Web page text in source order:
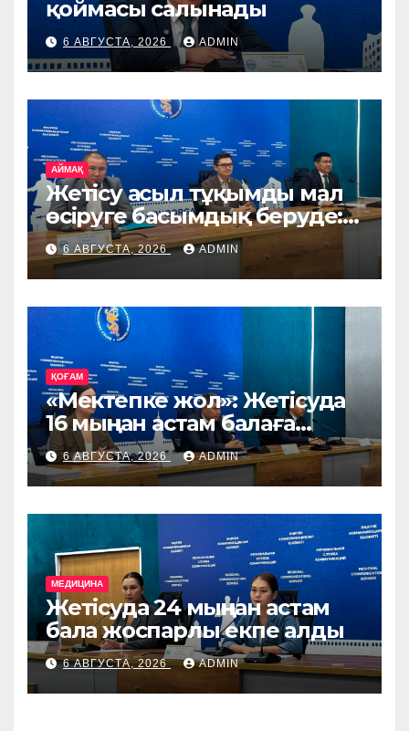
қоймасы салынады
6 АВГУСТА, 2026 ADMIN
АЙМАҚ
Жетісу асыл тұқымды мал
өсіруге басымдық беруде:
өңірге Ирландия, Дания
және Германиядан асыл
тұқымды жануарлар
жеткізіледі
6 АВГУСТА, 2026 ADMIN
ҚОҒАМ
«Мектепке жол»: Жетісуда
16 мыңнан астам балаға
көмек көрсетіледі
6 АВГУСТА, 2026 ADMIN
МЕДИЦИНА
Жетісуда 24 мыңнан астам
бала жоспарлы екпе алды
6 АВГУСТА, 2026 ADMIN